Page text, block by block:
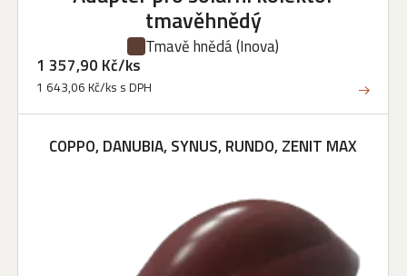
tmavěhnědý
Tmavě hnědá(Inova)
1 357,90 Kč/ks
1 643,06 Kč/ks s DPH
COPPO, DANUBIA, SYNUS, RUNDO, ZENIT MAX